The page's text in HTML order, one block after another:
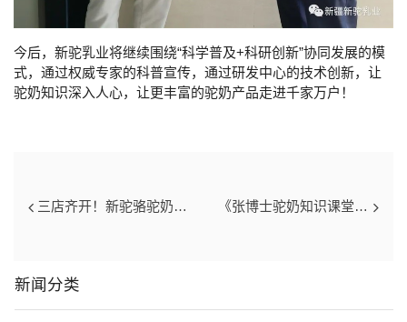
今后，新驼乳业将继续围绕“科学普及+科研创新”协同发展的模
式，通过权威专家的科普宣传，通过研发中心的技术创新，让
驼奶知识深入人心，让更丰富的驼奶产品走进千家万户！
三店齐开！新驼骆驼奶专卖店盛大开业 《张博士驼奶知识课堂》继续开课！科学求证助力驼奶产业高质量发展
新闻分类